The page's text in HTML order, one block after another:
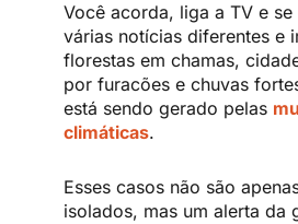
Você acorda, liga a TV e
várias notícias diferentes e
florestas em chamas,
por furacões e chuvas
está sendo gerado pelas
climáticas.
Esses casos não são
isolados, mas um alerta da